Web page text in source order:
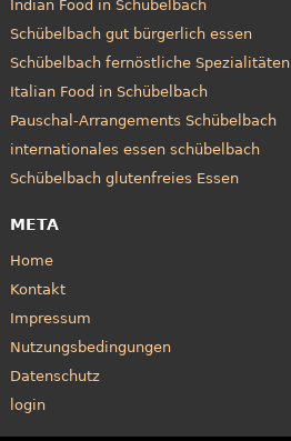
Indian Food in Schübelbach
Schübelbach gut bürgerlich essen
Schübelbach fernöstliche Spezialitäten
Italian Food in Schübelbach
Pauschal-Arrangements Schübelbach
internationales essen schübelbach
Schübelbach glutenfreies Essen
META
Home
Kontakt
Impressum
Nutzungsbedingungen
Datenschutz
login